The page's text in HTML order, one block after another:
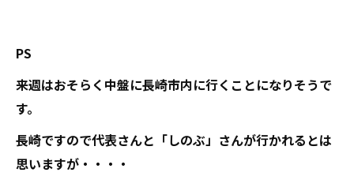
PS
来週はおそらく中盤に長崎市内に行くことになりそうで
す。
長崎ですので代表さんと「しのぶ」さんが行かれるとは
思いますが・・・・